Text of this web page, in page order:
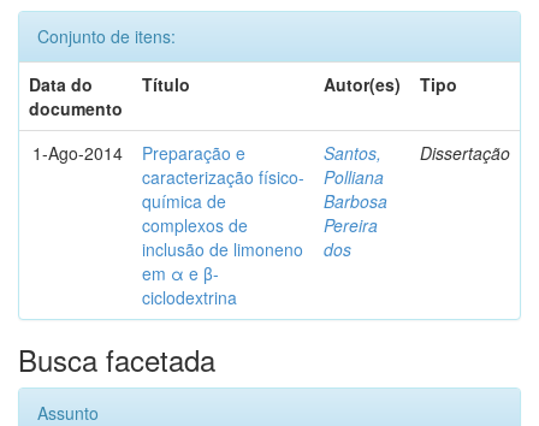
Conjunto de itens:
Data do
documento
Título Autor(es) Tipo
1-Ago-2014
Preparação e
caracterização físico-
química de
complexos de
inclusão de limoneno
em α e β-
ciclodextrina
Santos,
Polliana
Barbosa
Pereira
dos
Dissertação
Busca facetada
Assunto